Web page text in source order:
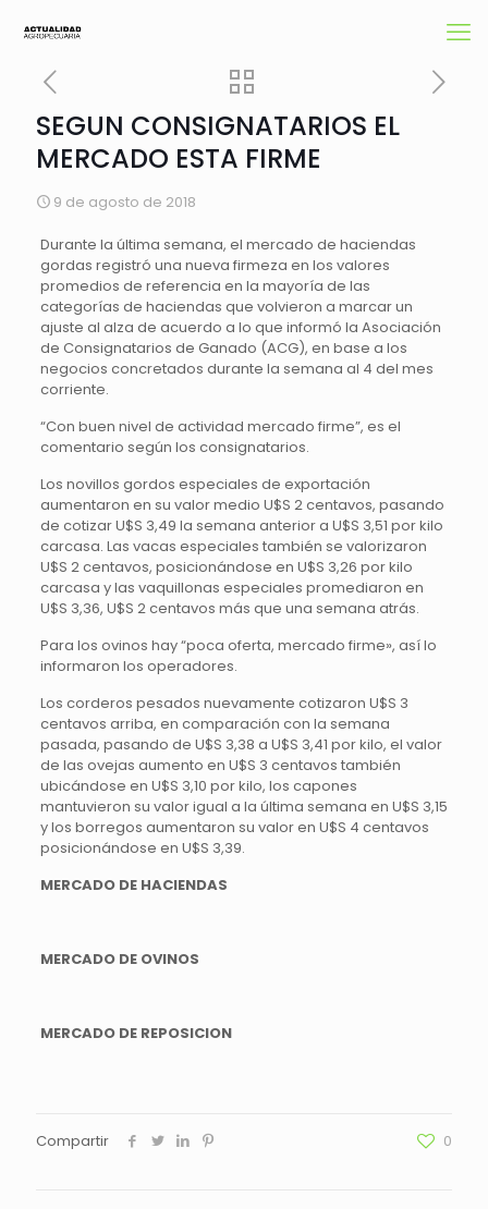
SEGUN CONSIGNATARIOS EL
MERCADO ESTA FIRME
9 de agosto de 2018
Durante la última semana, el mercado de haciendas
gordas registró una nueva firmeza en los valores
promedios de referencia en la mayoría de las
categorías de haciendas que volvieron a marcar un
ajuste al alza de acuerdo a lo que informó la Asociación
de Consignatarios de Ganado (ACG), en base a los
negocios concretados durante la semana al 4 del mes
corriente.
“Con buen nivel de actividad mercado firme”, es el
comentario según los consignatarios.
Los novillos gordos especiales de exportación
aumentaron en su valor medio U$S 2 centavos, pasando
de cotizar U$S 3,49 la semana anterior a U$S 3,51 por kilo
carcasa. Las vacas especiales también se valorizaron
U$S 2 centavos, posicionándose en U$S 3,26 por kilo
carcasa y las vaquillonas especiales promediaron en
U$S 3,36, U$S 2 centavos más que una semana atrás.
Para los ovinos hay “poca oferta, mercado firme», así lo
informaron los operadores.
Los corderos pesados nuevamente cotizaron U$S 3
centavos arriba, en comparación con la semana
pasada, pasando de U$S 3,38 a U$S 3,41 por kilo, el valor
de las ovejas aumento en U$S 3 centavos también
ubicándose en U$S 3,10 por kilo, los capones
mantuvieron su valor igual a la última semana en U$S 3,15
y los borregos aumentaron su valor en U$S 4 centavos
posicionándose en U$S 3,39.
MERCADO DE HACIENDAS
MERCADO DE OVINOS
MERCADO DE REPOSICION
Compartir 0